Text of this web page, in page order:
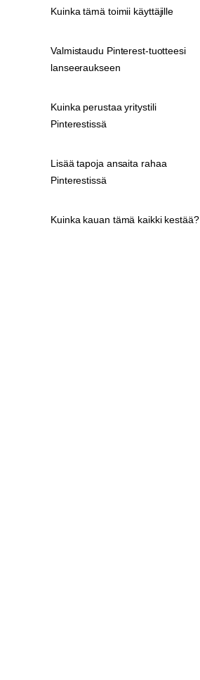
Kuinka tämä toimii käyttäjille
Valmistaudu Pinterest-tuotteesi
lanseeraukseen
Kuinka perustaa yritystili
Pinterestissä
Lisää tapoja ansaita rahaa
Pinterestissä
Kuinka kauan tämä kaikki kestää?